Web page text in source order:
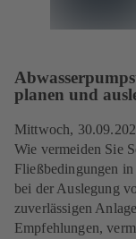
planen und
Mittwoch,
Wie vermeiden Sie
Fließbedingungen
bei der Auslegung
zuverlässigen
Empfehlungen,